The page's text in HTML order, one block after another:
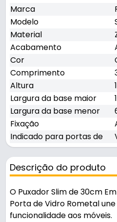
Marca
Modelo
Material
Acabamento
Cor
Comprimento
Altura
Largura da base maior
Largura da base menor
Fixação
Indicado para portas de
Descrição do produto
O Puxador Slim de 30cm
Porta de Vidro Rometal
funcionalidade aos móveis.